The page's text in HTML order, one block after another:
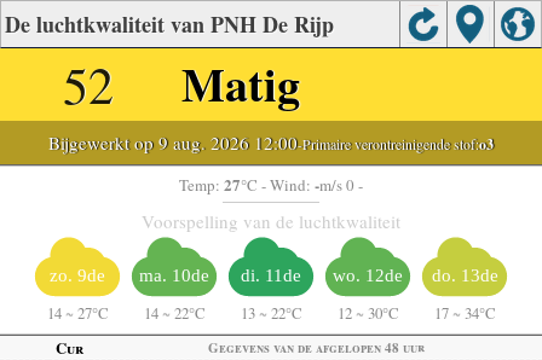
De luchtkwaliteit van PNH De Rijp
52 Matig
Bijgewerkt op 9 aug. 2026 12:00-Primaire verontreinigende stof:o3
Temp: 27°C - Wind: -m/s 0 -
Voorspelling van de luchtkwaliteit
zo. 9de
14 ~ 27°C
ma. 10de
14 ~ 22°C
di. 11de
13 ~ 22°C
wo. 12de
12 ~ 30°C
do. 13de
17 ~ 34°C
Cur
Gegevens van de afgelopen 48 uur